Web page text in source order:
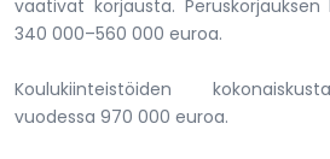
vaativat korjausta.
340 000–560 000 euroa.
Koulukiinteistöiden
vuodessa 970 000 euroa.